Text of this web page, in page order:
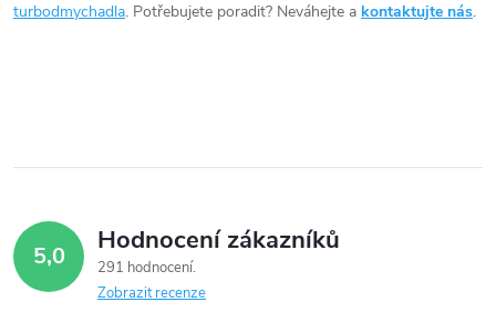
v
k
turbodmychadla. Potřebujete poradit? Neváhejte a kontaktujte nás.
5,0 Hodnocení zákazníků
291 hodnocení
Zobrazit recenze